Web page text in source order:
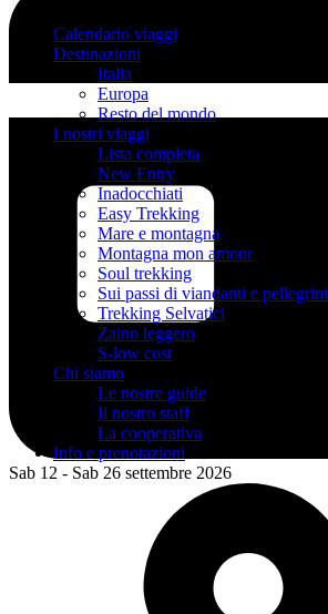
Calendario viaggi
Destinazioni
Italia
Europa
Resto del mondo
I nostri viaggi
Lista completa
New Entry
Inadocchiati
Easy Trekking
Mare e montagna
Montagna mon amour
Soul trekking
Sui passi di viandanti e pellegrini
Trekking Selvatici
Zaino leggero
S-low cost
Chi siamo
Le nostre guide
Il nostro staff
La cooperativa
Info e prenotazioni
Sab 12 - Sab 26 settembre 2026